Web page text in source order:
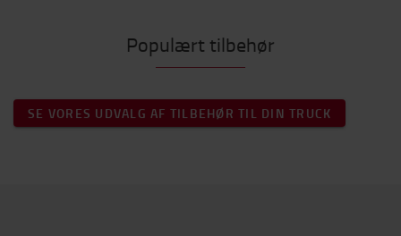
Populært tilbehør
SE VORES UDVALG AF TILBEHØR TIL DIN TRUCK